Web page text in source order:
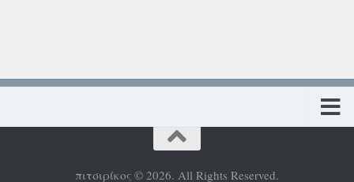
Πολιτική προστασίας προσωπικών δεδομένων
πιτσιρίκος © 2026. All Rights Reserved.